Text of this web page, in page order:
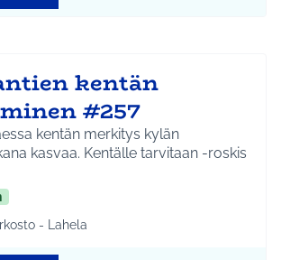
kentän
#257
kentän merkitys kylän
kasvaa. Kentälle tarvitaan -roskis
mukaan: Kehittämisverkosto - Lahela
- Lahela